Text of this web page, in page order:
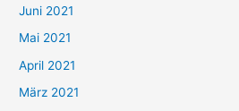
c
h
:
Juni 2021
Mai 2021
April 2021
März 2021